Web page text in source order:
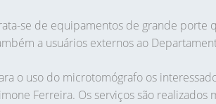
se de equipamentos de grande porte
a usuários externos ao
o uso do microtomógrafo os
Ferreira. Os serviços são